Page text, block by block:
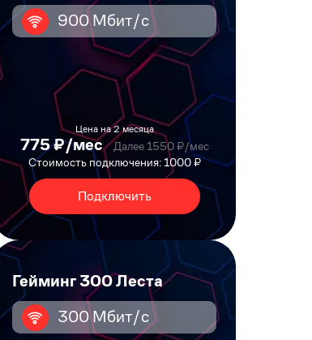
900 Мбит/с
Цена на 2 месяца
775 ₽/мес
Далее 1550 ₽/мес
Стоимость подключения: 1000 ₽
Подключить
Гейминг 300 Леста
300 Мбит/с